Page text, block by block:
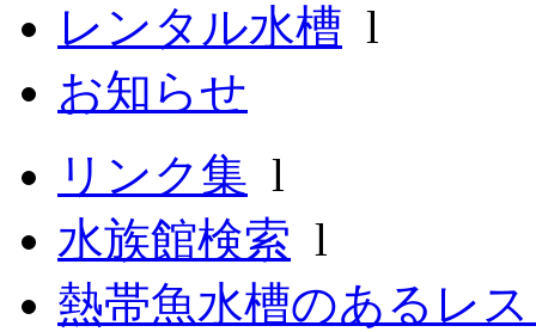
レンタル水槽 l
お知らせ
リンク集 l
水族館検索 l
熱帯魚水槽のあるレ